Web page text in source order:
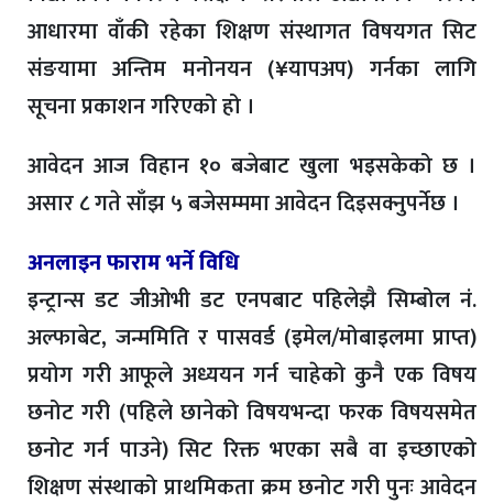
आधारमा वाँकी रहेका शिक्षण संस्थागत विषयगत सिट
संङयामा अन्तिम मनोनयन (¥यापअप) गर्नका लागि
सूचना प्रकाशन गरिएको हो ।
आवेदन आज विहान १० बजेबाट खुला भइसकेको छ ।
असार ८ गते साँझ ५ बजेसम्ममा आवेदन दिइसक्नुपर्नेछ ।
अनलाइन फाराम भर्ने विधि
इन्ट्रान्स डट जीओभी डट एनपबाट पहिलेझै सिम्बोल नं.
अल्फाबेट, जन्ममिति र पासवर्ड (इमेल/मोबाइलमा प्राप्त)
प्रयोग गरी आफूले अध्ययन गर्न चाहेको कुनै एक विषय
छनोट गरी (पहिले छानेको विषयभन्दा फरक विषयसमेत
छनोट गर्न पाउने) सिट रिक्त भएका सबै वा इच्छाएको
शिक्षण संस्थाको प्राथमिकता क्रम छनोट गरी पुनः आवेदन